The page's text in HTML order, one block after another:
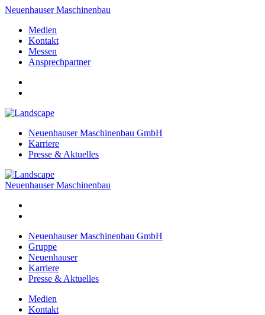
Neuenhauser Maschinenbau
Medien
Kontakt
Messen
Ansprechpartner
Neuenhauser Maschinenbau GmbH
Karriere
Presse & Aktuelles
Neuenhauser Maschinenbau
Neuenhauser Maschinenbau GmbH
Gruppe
Neuenhauser
Karriere
Presse & Aktuelles
Medien
Kontakt